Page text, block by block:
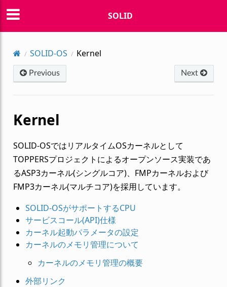
SOLID
SOLID-OS Kernel
Previous Next
Kernel
SOLID-OSではリアルタイムOSカーネルとして
TOPPERSプロジェクトによるオープンソース実装であ
るASP3カーネル(シングルコア)、FMPカーネルおよび
FMP3カーネル(マルチコア)を採用しています。
SOLID-OSがサポートするCPU
サービスコール(API)仕様
カーネル起動パラメータの設定
カーネルのメモリ管理について
カーネルのメモリ管理の概要
外部リンク